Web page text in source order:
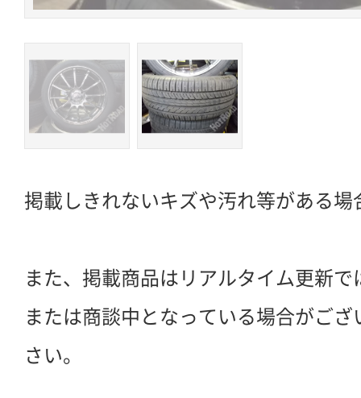
掲載しきれないキズや汚れ等がある場
また、掲載商品はリアルタイム更新
または商談中となっている場合がご
さい。